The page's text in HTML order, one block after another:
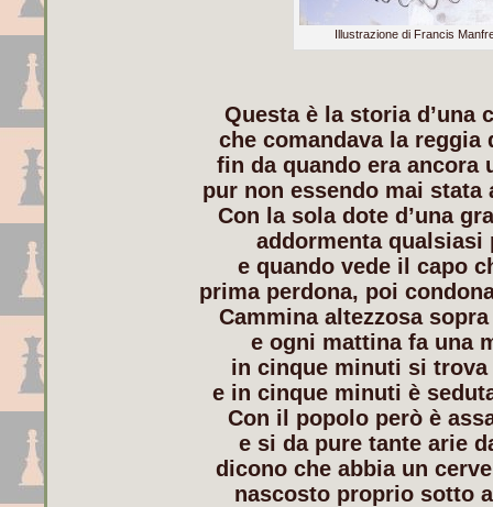
Illustrazione di Francis
Questa è la storia d’una
che comandava la reggia
fin da quando era ancora
pur non essendo mai stata
Con la sola dote d’una
addormenta qualsiasi
e quando vede il capo
prima perdona, poi
Cammina altezzosa
e ogni mattina fa una
in cinque minuti si trova
e in cinque minuti è
Con il popolo però è
e si da pure tante arie
dicono che abbia un
nascosto proprio sotto